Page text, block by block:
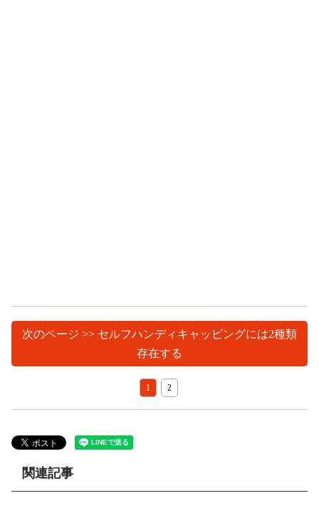
次のページ >> セルフハンディキャッピングには2種類
存在する
1 2
関連記事